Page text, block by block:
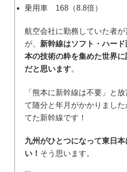
乗用車 168（8.8倍）
航空会社に勤務していた者
が、 新幹線はソフト・ハード
本の技術の粋を集めた世界
だと思います。
「熊本に新幹線は不要」と
て随分と年月がかかりまし
てた新幹線です！
九州がひとつになって東日
い！ そう思います。